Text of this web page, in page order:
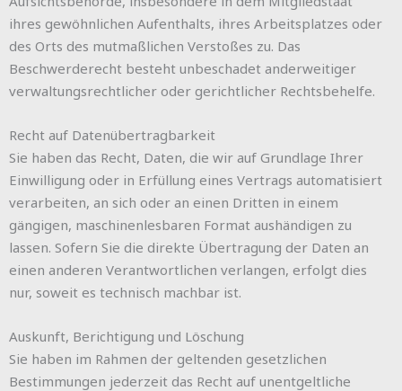
ihres gewöhnlichen Aufenthalts, ihres Arbeitsplatzes oder
des Orts des mutmaßlichen Verstoßes zu. Das
Beschwerderecht besteht unbeschadet anderweitiger
verwaltungsrechtlicher oder gerichtlicher Rechtsbehelfe.
Recht auf Daten­übertrag­barkeit
Sie haben das Recht, Daten, die wir auf Grundlage Ihrer
Einwilligung oder in Erfüllung eines Vertrags automatisiert
verarbeiten, an sich oder an einen Dritten in einem
gängigen, maschinenlesbaren Format aushändigen zu
lassen. Sofern Sie die direkte Übertragung der Daten an
einen anderen Verantwortlichen verlangen, erfolgt dies
nur, soweit es technisch machbar ist.
Auskunft, Berichtigung und Löschung
Sie haben im Rahmen der geltenden gesetzlichen
Bestimmungen jederzeit das Recht auf unentgeltliche